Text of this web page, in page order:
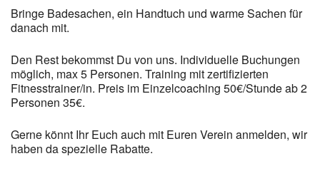
Bringe Badesachen, ein Handtuch und warme Sachen für
danach mit.
Den Rest bekommst Du von uns. Individuelle Buchungen
möglich, max 5 Personen. Training mit zertifizierten
Fitnesstrainer/in. Preis im Einzelcoaching 50€/Stunde ab 2
Personen 35€.
Gerne könnt Ihr Euch auch mit Euren Verein anmelden, wir
haben da spezielle Rabatte.